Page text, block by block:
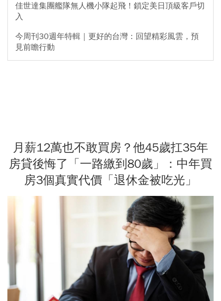
佳世達集團艦隊無人機小隊起飛！鎖定美日頂級客戶切
入
今周刊30週年特輯｜更好的台灣：回望精彩風雲，預
見前瞻行動
月薪12萬也不敢買房？他45歲扛35年
房貸後悔了「一路繳到80歲」：中年買
房3個真實代價「退休金被吃光」